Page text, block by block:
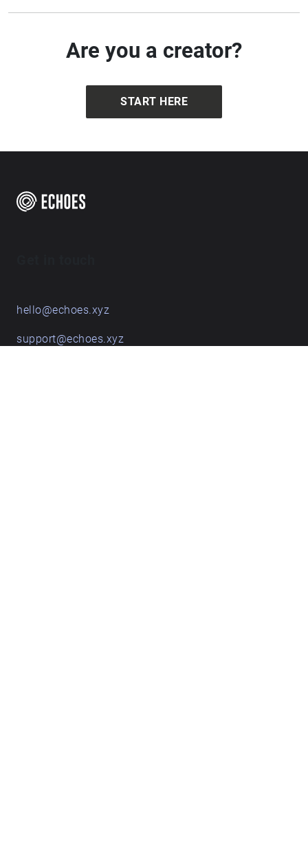
iNaturalist.Are you a creator?
START HERE
hello@echoes.xyz
support@echoes.xyz